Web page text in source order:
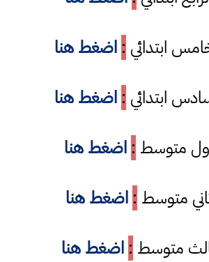
ابتدائي : اضغط هنا
ابتدائي : اضغط هنا
متوسط : اضغط هنا
متوسط : اضغط هنا
متوسط : اضغط هنا